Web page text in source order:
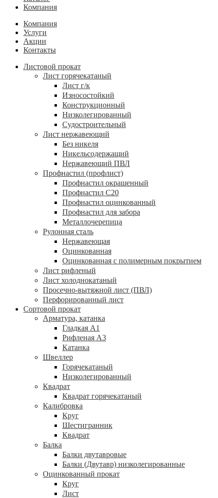
Компания
Компания
Услуги
Акции
Контакты
Листовой прокат
Лист горячекатаный
Лист г/к
Износостойкий
Конструкционный
Низколегированный
Судостроительный
Лист нержавеющий
Без никеля
Никельсодержащий
Нержавеющий ПВЛ
Профнастил (профлист)
Профнастил окрашенный
Профнастил С20
Профнастил оцинкованный
Профнастил для забора
Металлочерепица
Рулонная сталь
Нержавеющая
Оцинкованная
Оцинкованная с полимерным покрытием
Лист рифленый
Лист холоднокатаный
Просечно-вытяжной лист (ПВЛ)
Перфорированный лист
Сортовой прокат
Арматура, катанка
Гладкая А1
Рифленая А3
Катанка
Швеллер
Горячекатаный
Низколегированный
Квадрат
Квадрат горячекатаный
Калибровка
Круг
Шестигранник
Квадрат
Балка
Балки двутавровые
Балки (Двутавр) низколегированные
Оцинкованный прокат
Круг
Лист